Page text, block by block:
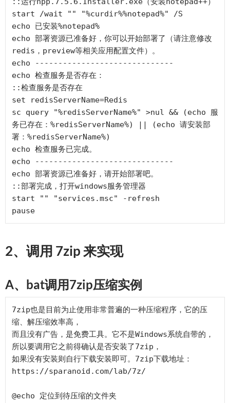
start /wait "" "%curdir%%notepad%" /S
echo 已安装%notepad%
echo 部署资源已准备好，你可以开始部署了（请注意修改
redis，preview等相关应用配置文件）。
echo ------------------------------
echo 检查服务是否存在：
::检查服务是否存在
set redisServerName=Redis
sc query "%redisServerName%" >nul && (echo 服
务已存在：%redisServerName%) || (echo 请安装部
署：%redisServerName%)
echo 检查服务已完成。
echo ------------------------------
echo 部署资源已准备好，请开始部署吧。
::部署完成，打开windows服务管理器
start "" "services.msc" -refresh
2、调用 7zip 来实现
A、bat调用7zip压缩实例
7zip也是目前为止使用非常普遍的一种压缩程序，它的压
缩、解压缩效率高，
而且没有广告，是免费工具。它不是Windows系统自带的，
所以要调用它之前得确认是否安装了7zip，
如果没有安装则自行下载安装即可。7zip下载地址：
https://sparanoid.com/lab/7z/
@echo 定位到待压缩的文件夹